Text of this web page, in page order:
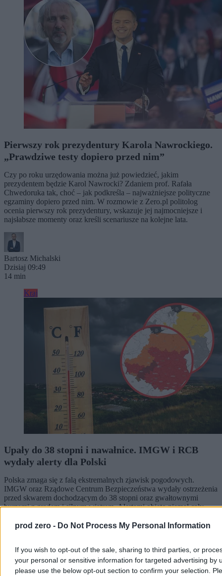
prod zero - Do Not Process My Personal Information
If you wish to opt-out of the sale, sharing to third parties, or
your personal or sensitive information for targeted advertising by
please use the below opt-out section to confirm your selection.
Pierwszy rok prezydentury Karola Nawrockiego.
„Prawdziwe testy dopiero przed nim”
Czy po roku urzędowania można już powiedzieć, jakim
prezydentem będzie Karol Nawrocki? Zdaniem prof. Rafała
Chwedoruka tak, choć – jak podkreśla – najważniejsze polityczne
egzaminy dopiero przed nim. W rozmowie z Zero.pl politolog
ocenia pierwszy rok prezydentury, wskazuje jej najmocniejsze i
najsłabsze momenty oraz kreśli scenariusze na kolejne lata.
Bartosz Michalski
Dzisiaj 09:49
14 min
Kraj
Upały do 38 stopni i nawałnice. IMGW i RCB
wydały alerty dla Polski
Polska zmaga się z falą ekstremalnych zjawisk pogodowych.
IMGW oraz Rządowe Centrum Bezpieczeństwa wydały ostrzeżenia
przed skwarem dochodzącym do 38 stopni oraz gwałtownymi
burzami z gradem i silnym wiatrem. Alertami objęto niemal cały
Agnieszka Waś-Turecka
Dzisiaj 08:36
4 min